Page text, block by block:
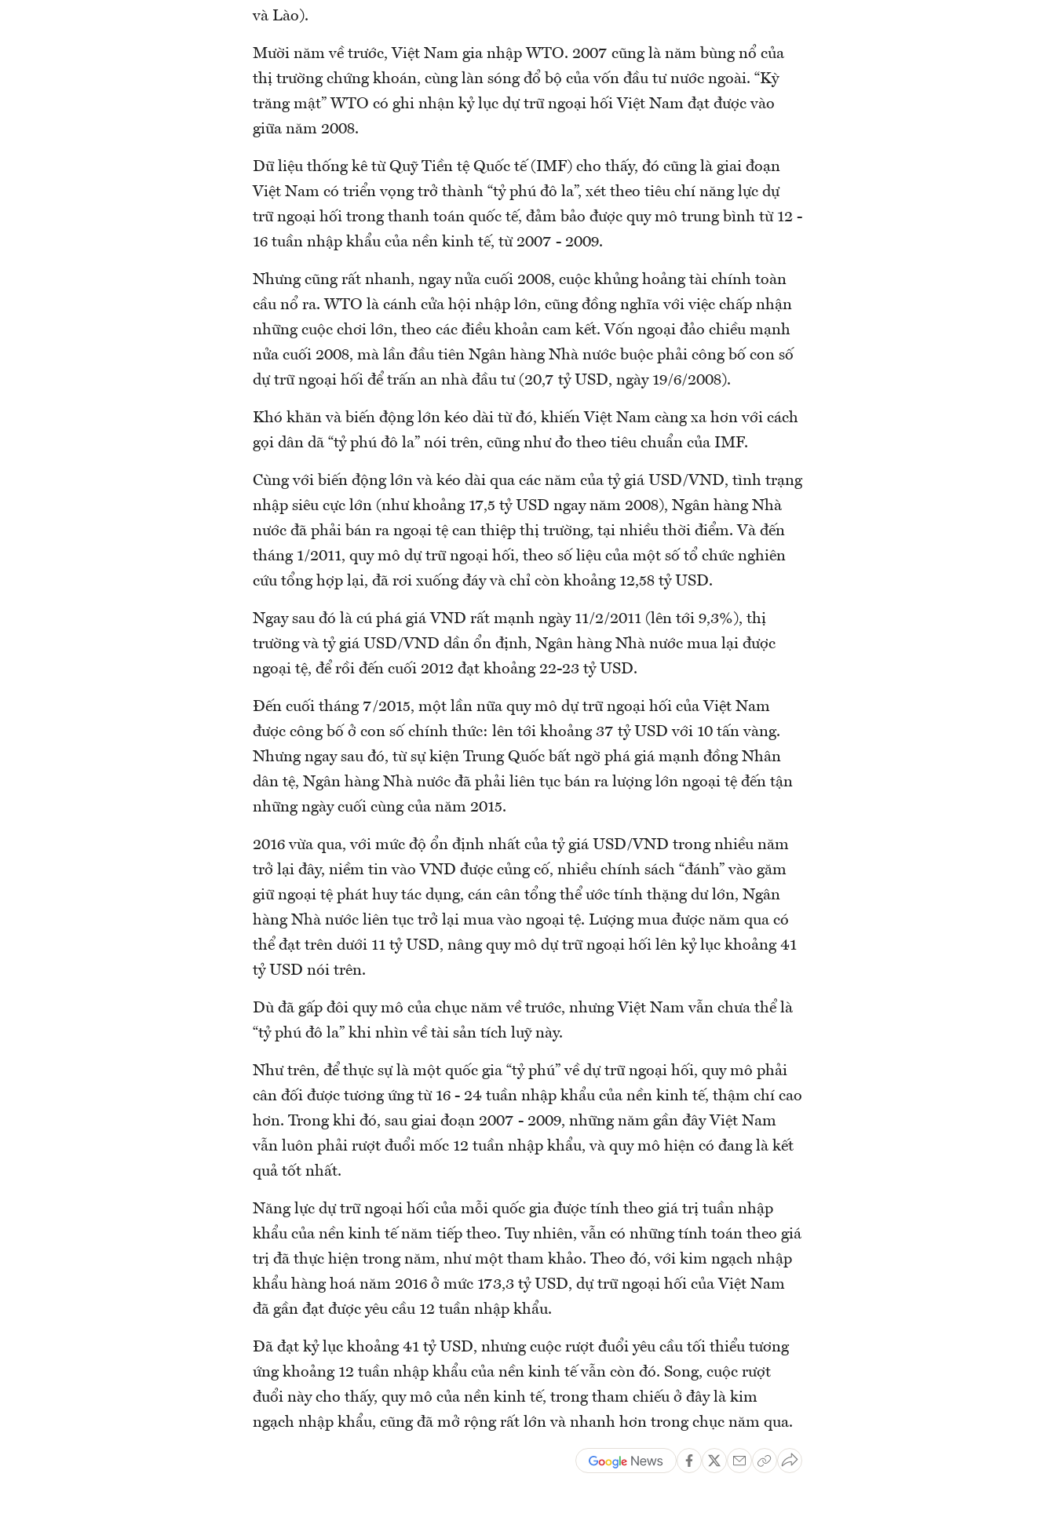
và Lào).
Mười năm về trước, Việt Nam gia nhập WTO. 2007 cũng là năm bùng nổ của
thị trường chứng khoán, cùng làn sóng đổ bộ của vốn đầu tư nước ngoài. “Kỳ
trăng mật” WTO có ghi nhận kỷ lục dự trữ ngoại hối Việt Nam đạt được vào
giữa năm 2008.
Dữ liệu thống kê từ Quỹ Tiền tệ Quốc tế (IMF) cho thấy, đó cũng là giai đoạn
Việt Nam có triển vọng trở thành “tỷ phú đô la”, xét theo tiêu chí năng lực dự
trữ ngoại hối trong thanh toán quốc tế, đảm bảo được quy mô trung bình từ 12 -
16 tuần nhập khẩu của nền kinh tế, từ 2007 - 2009.
Nhưng cũng rất nhanh, ngay nửa cuối 2008, cuộc khủng hoảng tài chính toàn
cầu nổ ra. WTO là cánh cửa hội nhập lớn, cũng đồng nghĩa với việc chấp nhận
những cuộc chơi lớn, theo các điều khoản cam kết. Vốn ngoại đảo chiều mạnh
nửa cuối 2008, mà lần đầu tiên Ngân hàng Nhà nước buộc phải công bố con số
dự trữ ngoại hối để trấn an nhà đầu tư (20,7 tỷ USD, ngày 19/6/2008).
Khó khăn và biến động lớn kéo dài từ đó, khiến Việt Nam càng xa hơn với cách
gọi dân dã “tỷ phú đô la” nói trên, cũng như đo theo tiêu chuẩn của IMF.
Cùng với biến động lớn và kéo dài qua các năm của tỷ giá USD/VND, tình trạng
nhập siêu cực lớn (như khoảng 17,5 tỷ USD ngay năm 2008), Ngân hàng Nhà
nước đã phải bán ra ngoại tệ can thiệp thị trường, tại nhiều thời điểm. Và đến
tháng 1/2011, quy mô dự trữ ngoại hối, theo số liệu của một số tổ chức nghiên
cứu tổng hợp lại, đã rơi xuống đáy và chỉ còn khoảng 12,58 tỷ USD.
Ngay sau đó là cú phá giá VND rất mạnh ngày 11/2/2011 (lên tới 9,3%), thị
trường và tỷ giá USD/VND dần ổn định, Ngân hàng Nhà nước mua lại được
ngoại tệ, để rồi đến cuối 2012 đạt khoảng 22-23 tỷ USD.
Đến cuối tháng 7/2015, một lần nữa quy mô dự trữ ngoại hối của Việt Nam
được công bố ở con số chính thức: lên tới khoảng 37 tỷ USD với 10 tấn vàng.
Nhưng ngay sau đó, từ sự kiện Trung Quốc bất ngờ phá giá mạnh đồng Nhân
dân tệ, Ngân hàng Nhà nước đã phải liên tục bán ra lượng lớn ngoại tệ đến tận
những ngày cuối cùng của năm 2015.
2016 vừa qua, với mức độ ổn định nhất của tỷ giá USD/VND trong nhiều năm
trở lại đây, niềm tin vào VND được củng cố, nhiều chính sách “đánh” vào găm
giữ ngoại tệ phát huy tác dụng, cán cân tổng thể ước tính thặng dư lớn, Ngân
hàng Nhà nước liên tục trở lại mua vào ngoại tệ. Lượng mua được năm qua có
thể đạt trên dưới 11 tỷ USD, nâng quy mô dự trữ ngoại hối lên kỷ lục khoảng 41
tỷ USD nói trên.
Dù đã gấp đôi quy mô của chục năm về trước, nhưng Việt Nam vẫn chưa thể là
“tỷ phú đô la” khi nhìn về tài sản tích luỹ này.
Như trên, để thực sự là một quốc gia “tỷ phú” về dự trữ ngoại hối, quy mô phải
cân đối được tương ứng từ 16 - 24 tuần nhập khẩu của nền kinh tế, thậm chí cao
hơn. Trong khi đó, sau giai đoạn 2007 - 2009, những năm gần đây Việt Nam
vẫn luôn phải rượt đuổi mốc 12 tuần nhập khẩu, và quy mô hiện có đang là kết
quả tốt nhất.
Năng lực dự trữ ngoại hối của mỗi quốc gia được tính theo giá trị tuần nhập
khẩu của nền kinh tế năm tiếp theo. Tuy nhiên, vẫn có những tính toán theo giá
trị đã thực hiện trong năm, như một tham khảo. Theo đó, với kim ngạch nhập
khẩu hàng hoá năm 2016 ở mức 173,3 tỷ USD, dự trữ ngoại hối của Việt Nam
đã gần đạt được yêu cầu 12 tuần nhập khẩu.
Đã đạt kỷ lục khoảng 41 tỷ USD, nhưng cuộc rượt đuổi yêu cầu tối thiểu tương
ứng khoảng 12 tuần nhập khẩu của nền kinh tế vẫn còn đó. Song, cuộc rượt
đuổi này cho thấy, quy mô của nền kinh tế, trong tham chiếu ở đây là kim
ngạch nhập khẩu, cũng đã mở rộng rất lớn và nhanh hơn trong chục năm qua.